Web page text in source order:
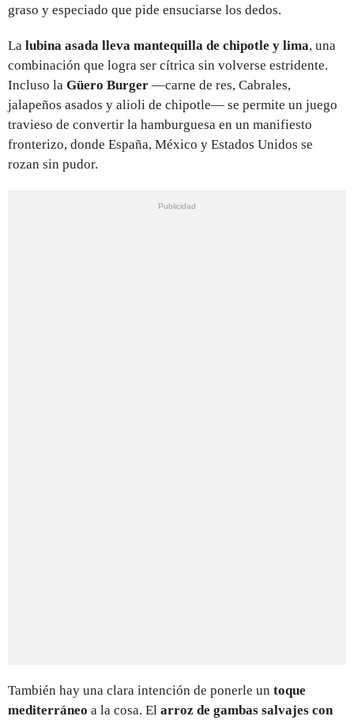
graso y especiado que pide ensuciarse los dedos.
La lubina asada lleva mantequilla de chipotle y lima, una
combinación que logra ser cítrica sin volverse estridente.
Incluso la Güero Burger —carne de res, Cabrales,
jalapeños asados y alioli de chipotle— se permite un juego
travieso de convertir la hamburguesa en un manifiesto
fronterizo, donde España, México y Estados Unidos se
rozan sin pudor.
También hay una clara intención de ponerle un toque
mediterráneo a la cosa. El arroz de gambas salvajes con